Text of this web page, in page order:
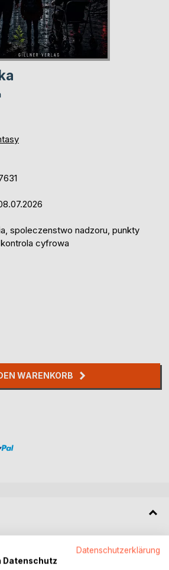
spoleczenstwo nadzoru, punkty
cyfrowa
WARENKORB
wystarczylo, by Europa zamilkla.
nie bylo juz takie samo.
Datenschutzerklärung
Datenschutz